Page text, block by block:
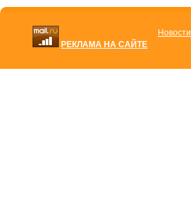
РЕКЛАМА НА САЙТЕ
Новости